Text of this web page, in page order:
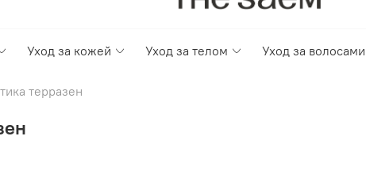
Уход за кожей Уход за телом Уход за волосами
терразен